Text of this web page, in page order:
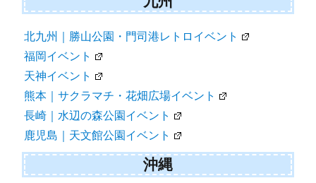
北九州｜勝山公園・門司港レトロイベント
福岡イベント
天神イベント
熊本｜サクラマチ・花畑広場イベント
長崎｜水辺の森公園イベント
鹿児島｜天文館公園イベント
沖縄